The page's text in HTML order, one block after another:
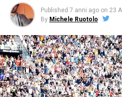
Published 7 anni ago on 23
By Michele Ruotolo